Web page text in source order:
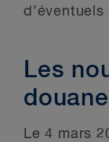
Les
Le 4 mars